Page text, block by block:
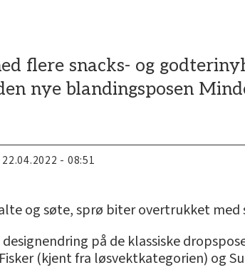
flere snacks- og
nye blandingsposen
22.04.2022 - 08:51
og søte, sprø biter overtrukket med
på de klassiske
(kjent fra løsvektkategorien) og